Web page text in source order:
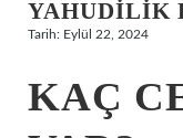
Hakkımızda
YAHUDILIK
Tarih: Eylül 22, 2024
KAÇ